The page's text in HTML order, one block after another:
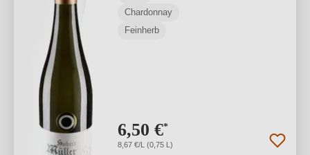
Chardonnay
Feinherb
6,50 €*
8,67 €/L (0,75 L)